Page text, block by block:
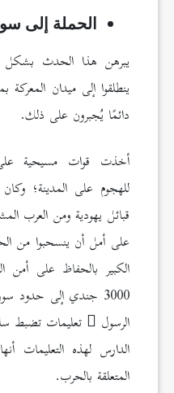
الحملة إلى
يبرهن هذا الحدث
ينطلقوا إلى ميدان
دائمًا يُجبرون على ذلك.
أخذت قوات مسيحية على
للهجوم على المدينة؛
قبائل يهودية ومن العرب
على أمل أن ينسحبوا من
الكبير بالحفاظ على أمن
3000 جندي إلى حدود
الرسول
تعليمات تضبط
الدارس لهذه التعليمات
المتعلقة بالحرب.